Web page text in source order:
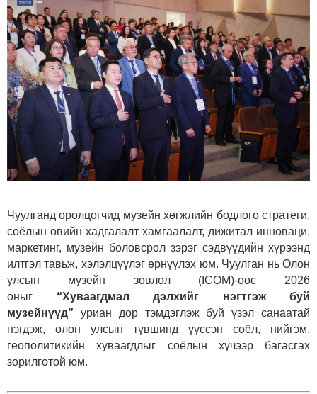
Чуулганд оролцогчид музейн хөгжлийн бодлого стратеги,
соёлын өвийн хадгалалт хамгаалалт, дижитал инноваци,
маркетинг, музейн боловсрол зэрэг сэдвүүдийн хүрээнд
илтгэл тавьж, хэлэлцүүлэг өрнүүлэх юм. Чуулган нь Олон
улсын музейн зөвлөл (ICOM)-өөс 2026
оныг “Хуваагдмал дэлхийг нэгтгэж буй
музейнүүд” уриан дор тэмдэглэж буй үзэл санаатай
нэгдэж, олон улсын түвшинд үүссэн соёл, нийгэм,
геополитикийн хуваагдлыг соёлын хүчээр багасгах
зорилготой юм.